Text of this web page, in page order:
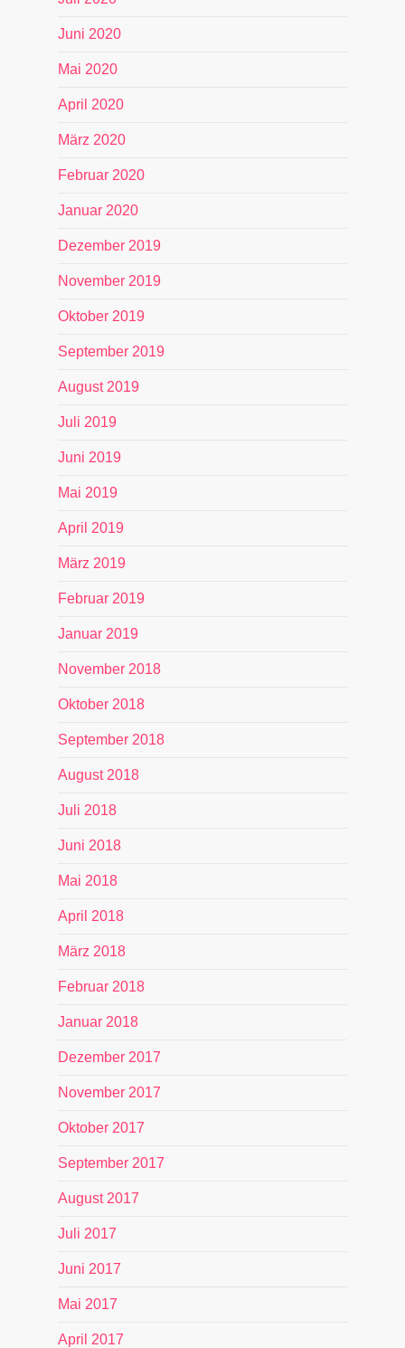
Juni 2020
Mai 2020
April 2020
März 2020
Februar 2020
Januar 2020
Dezember 2019
November 2019
Oktober 2019
September 2019
August 2019
Juli 2019
Juni 2019
Mai 2019
April 2019
März 2019
Februar 2019
Januar 2019
November 2018
Oktober 2018
September 2018
August 2018
Juli 2018
Juni 2018
Mai 2018
April 2018
März 2018
Februar 2018
Januar 2018
Dezember 2017
November 2017
Oktober 2017
September 2017
August 2017
Juli 2017
Juni 2017
Mai 2017
April 2017